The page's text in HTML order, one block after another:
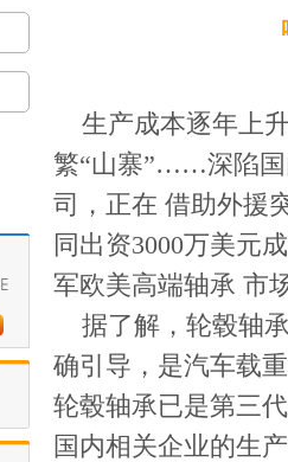
生产成本逐年上
繁“山寨”……深陷国
司，正在 借助外援
同出资3000万美元
军欧美高端轴承 市
据了解，轮毂轴
确引导，是汽车载
轮毂轴承已是第三
国内相关企业的生